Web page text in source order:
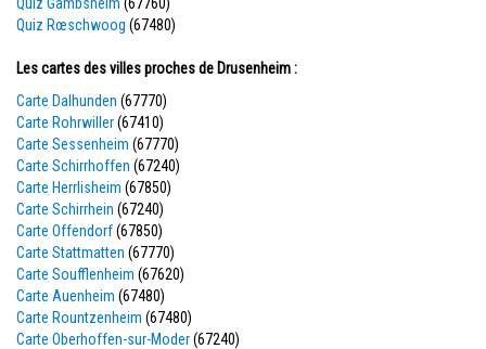
Quiz Rœschwoog (67480)
Les cartes des villes proches de Drusenheim :
Carte Dalhunden (67770)
Carte Rohrwiller(67410)
Carte Sessenheim (67770)
Carte Schirrhoffen (67240)
Carte Herrlisheim (67850)
Carte Schirrhein (67240)
Carte Offendorf(67850)
Carte Stattmatten (67770)
Carte Soufflenheim (67620)
Carte Auenheim (67480)
Carte Rountzenheim (67480)
Carte Oberhoffen-sur-Moder(67240)